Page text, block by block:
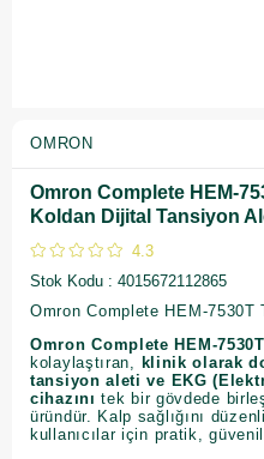
OMRON
Omron Complete HEM-
Koldan Dijital Tansiyon
4.3
Stok Kodu
4015672112865
Omron Complete HEM-
Omron Complete HEM-7530T
kolaylaştıran, klinik olarak
tansiyon aleti ve EKG
cihazını tek bir gövdede
üründür. Kalp sağlığını
kullanıcılar için pratik,